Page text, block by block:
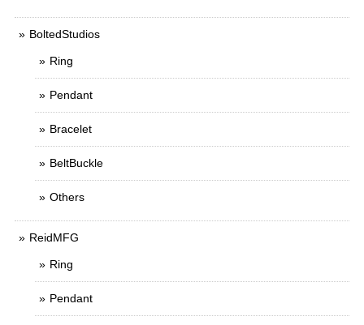
BoltedStudios
Ring
Pendant
Bracelet
BeltBuckle
Others
ReidMFG
Ring
Pendant